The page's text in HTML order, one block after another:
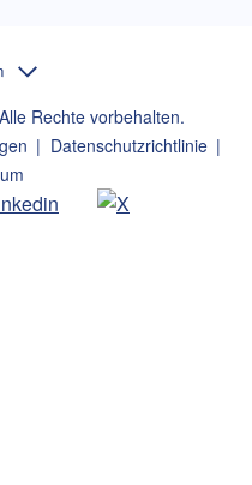
Alle Rechte vorbehalten.
Datenschutzrichtlinie